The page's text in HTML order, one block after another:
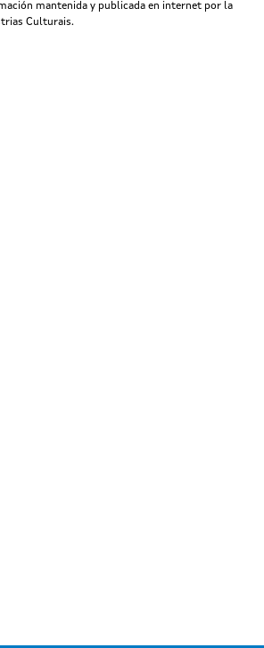
mantenida y publicada en internet por la
Culturais.